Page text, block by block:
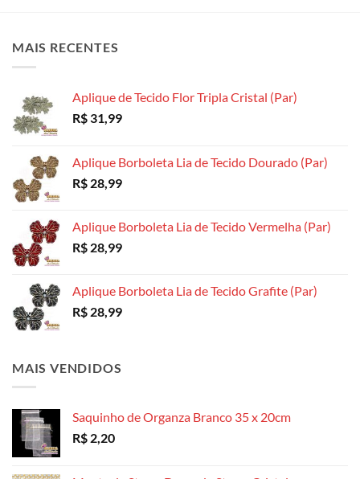
podem
na
página
na
na
MAIS RECENTES
Aplique de Tecido Flor Tripla Cristal (Par)
R$ 31,99
Aplique Borboleta Lia de Tecido Dourado (Par)
R$ 28,99
Aplique Borboleta Lia de Tecido Vermelha (Par)
R$ 28,99
Aplique Borboleta Lia de Tecido Grafite (Par)
R$ 28,99
MAIS VENDIDOS
Saquinho de Organza Branco 35 x 20cm
R$ 2,20